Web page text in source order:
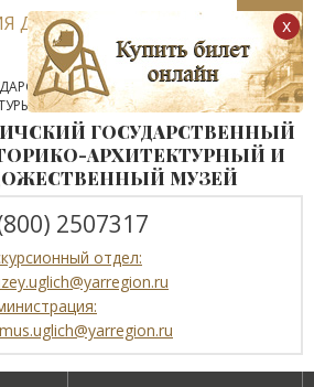
ДЛЯ СЛАБОВИДЯЩИХ
АВТОНОМНОЕ УЧРЕЖДЕНИЕ
ЯРОСЛАВСКОЙ ОБЛАСТИ
ГОСУДАРСТВЕННЫЙ
АРХИТЕКТУРНЫЙ И
МУЗЕЙ
2507317
отдел:
x